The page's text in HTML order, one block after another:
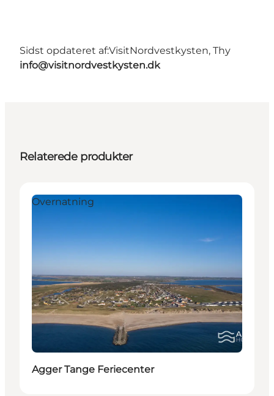
Sidst opdateret af:VisitNordvestkysten, Thy
info@visitnordvestkysten.dk
Relaterede produkter
Overnatning
Agger Tange Feriecenter